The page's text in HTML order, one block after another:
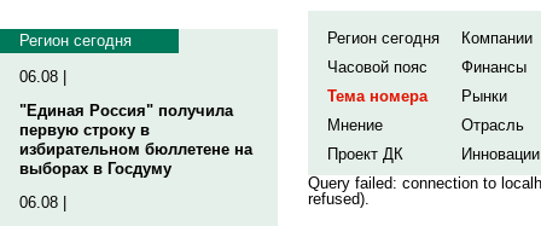
Регион сегодня
06.08 |
"Единая Россия" получила
первую строку в
избирательном бюллетене на
выборах в Госдуму
06.08 |
Регион сегодня
Компании
Часовой пояс
Финансы
Тема номера
Рынки
Мнение
Отрасль
Проект ДК
Инновации
Query failed: connection to
refused).